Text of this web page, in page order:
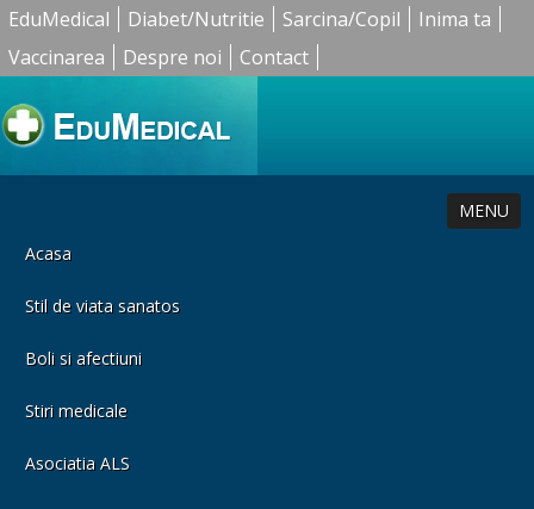
EduMedical Diabet/Nutritie Sarcina/Copil
Inima ta
Vaccinarea
Despre noi Contact
MENU
Acasa
Stil de viata sanatos
Boli si afectiuni
Stiri medicale
Asociatia ALS